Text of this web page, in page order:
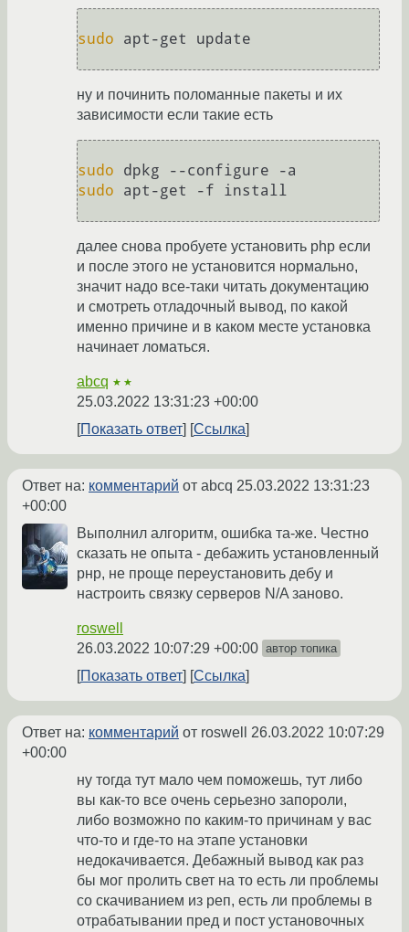
sudo apt-get update
ну и починить поломанные пакеты и их
зависимости если такие есть
sudo
sudo apt-get -f install
далее снова пробуете установить php если
и после этого не установится нормально,
значит надо все-таки читать документацию
и смотреть отладочный вывод, по какой
именно причине и в каком месте установка
начинает ломаться.
abcq ★★
25.03.2022 13:31:23 +00:00
Показать ответ
Ссылка
Ответ на: комментарий от abcq 25.03.2022 13:31:23
+00:00
Выполнил алгоритм, ошибка та-же. Честно
сказать не опыта - дебажить установленный
рнр, не проще переустановить дебу и
настроить связку серверов N/A заново.
roswell
26.03.2022 10:07:29 +00:00 автор топика
Показать ответ Ссылка
Ответ на: комментарий от roswell 26.03.2022 10:07:29
+00:00
ну тогда тут мало чем поможешь, тут либо
вы как-то все очень серьезно запороли,
либо возможно по каким-то причинам у вас
что-то и где-то на этапе установки
недокачивается. Дебажный вывод как раз
бы мог пролить свет на то есть ли проблемы
со скачиванием из реп, есть ли проблемы в
отрабатывании пред и пост установочных